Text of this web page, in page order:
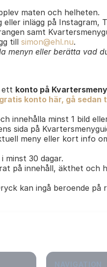
maten och helheten.
eller inlägg på Instagram,
samt
till simon@ehl.nu.
menyn eller berätta vad
ett konto på
konto här, gå sedan
innehålla minst 1 bild
sida på
meny eller kort info
minst 30 dagar.
på innehåll, äkthet och
kan ingå beroende på